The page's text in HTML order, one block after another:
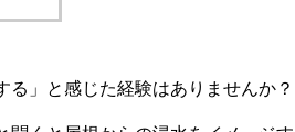
」と感じた経験はありませんか？